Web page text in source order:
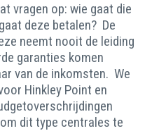
vragen op: wie gaat die
deze betalen? De
neemt nooit de leiding
garanties komen
van de inkomsten. We
Hinkley Point en
dit type centrales te